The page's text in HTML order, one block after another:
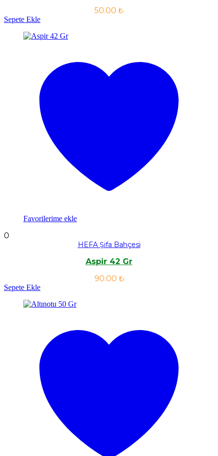
50.00 ₺
Sepete Ekle
Favorilerime ekle
Aspir 42 Gr
0
HEFA Şifa Bahçesi
90.00 ₺
Sepete Ekle